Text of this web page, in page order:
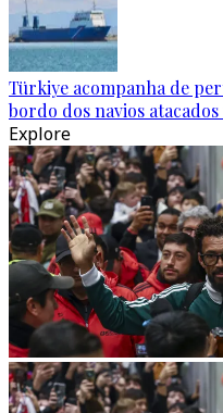
Türkiye acompanha de
bordo dos navios
Explore